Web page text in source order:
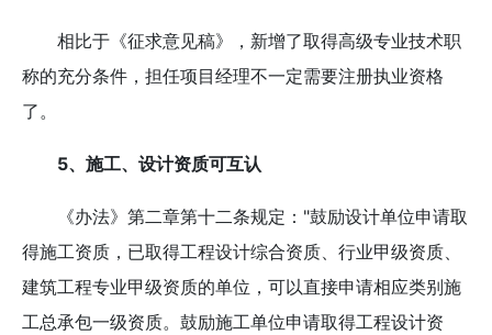
相比于《征求意见稿》，新增了取得高级专业技术职
称的充分条件，担任项目经理不一定需要注册执业资格
了。
5、施工、设计资质可互认
《办法》第二章第十二条规定："鼓励设计单位申请取
得施工资质，已取得工程设计综合资质、行业甲级资质、
建筑工程专业甲级资质的单位，可以直接申请相应类别施
工总承包一级资质。鼓励施工单位申请取得工程设计资